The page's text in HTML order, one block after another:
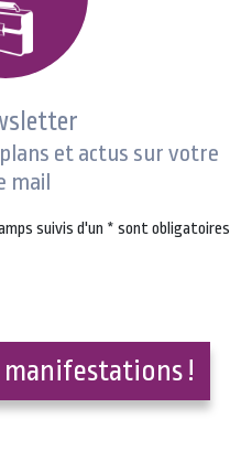
et actus sur votre
mail
suivis d'un * sont obligatoires
!